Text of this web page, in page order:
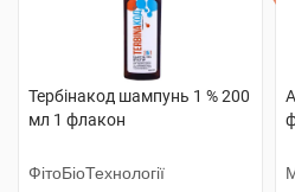
Тербінакод шампунь 1 % 200
мл 1 флакон
ФітоБіоТехнології